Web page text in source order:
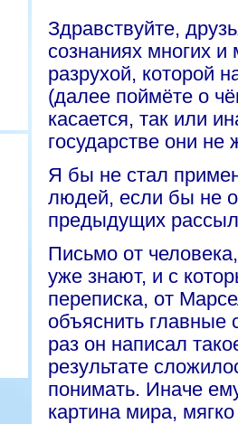
Здравствуйте,
сознаниях многих и
разрухой, которой
(далее поймёте о
касается, так или
государстве они не
Я бы не стал
людей, если бы не
предыдущих
Письмо от
уже знают, и с
переписка, от
объяснить главные
раз он написал
результате
понимать. Иначе
картина мира,